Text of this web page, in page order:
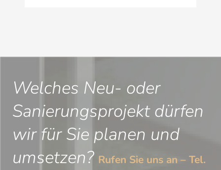
Welches Neu- oder
Sanierungsprojekt dürfen
wir für Sie planen und
umsetzen? Rufen Sie uns an – Tel.